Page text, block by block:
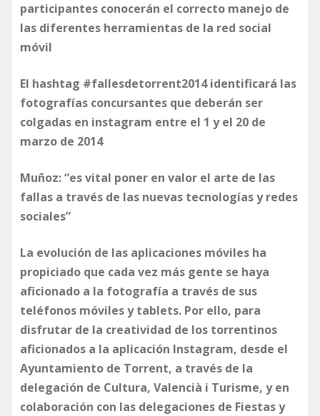
participantes conocerán el correcto manejo de
las diferentes herramientas de la red social
móvil
El hashtag #fallesdetorrent2014 identificará las
fotografías concursantes que deberán ser
colgadas en instagram entre el 1 y el 20 de
marzo de 2014
Muñoz: “es vital poner en valor el arte de las
fallas a través de las nuevas tecnologías y redes
sociales”
La evolución de las aplicaciones móviles ha
propiciado que cada vez más gente se haya
aficionado a la fotografía a través de sus
teléfonos móviles y tablets. Por ello, para
disfrutar de la creatividad de los torrentinos
aficionados a la aplicación Instagram, desde el
Ayuntamiento de Torrent, a través de la
delegación de Cultura, Valencià i Turisme, y en
colaboración con las delegaciones de Fiestas y